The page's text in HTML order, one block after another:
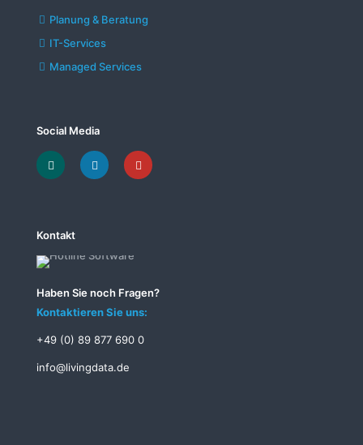
Planung & Beratung
IT-Services
Managed Services
Social Media
Kontakt
Haben Sie noch Fragen?
Kontaktieren Sie uns:
+49 (0) 89 877 690 0
info@livingdata.de